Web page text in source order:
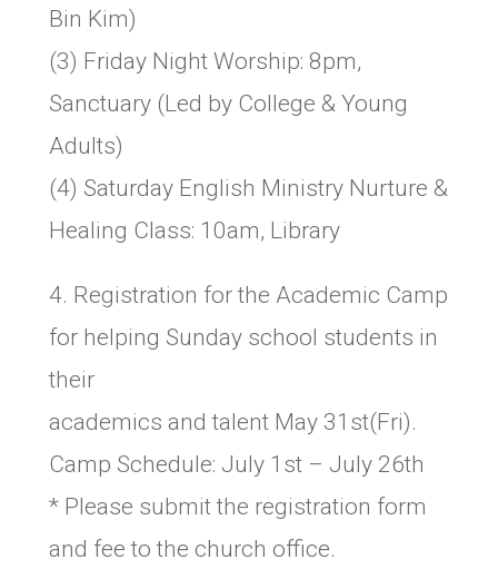
Bin Kim)
(3) Friday Night Worship: 8pm,
Sanctuary (Led by College & Young
Adults)
(4) Saturday English Ministry Nurture &
Healing Class: 10am, Library
4. Registration for the Academic Camp
for helping Sunday school students in
their
academics and talent May 31st(Fri).
Camp Schedule: July 1st – July 26th
* Please submit the registration form
and fee to the church office.